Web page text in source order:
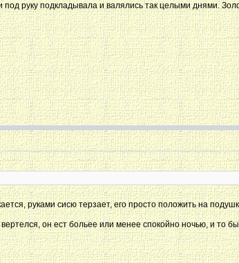
руку подкладывала и валялись так целыми днями.
руками сисю терзает, его просто положить на
он ест больее или менее спокойно ночью, и то